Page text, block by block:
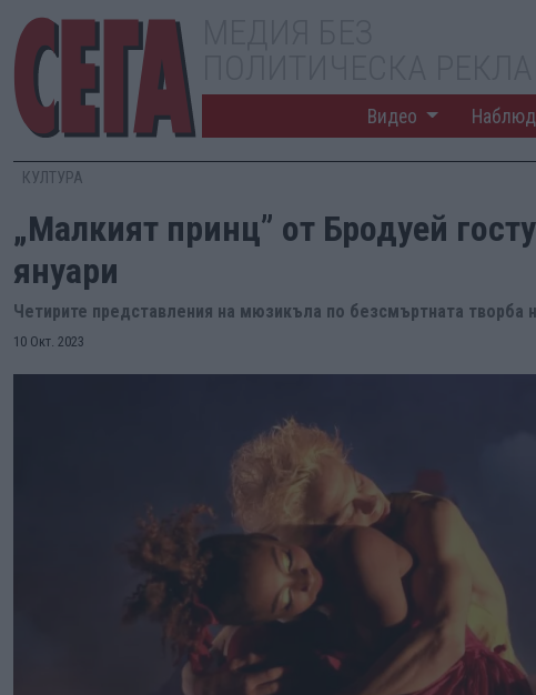
Видео
КУЛТУРА
„Малкият принц” от Бродуей
януари
Четирите представления на мюзикъла по безсмъртната
10 Окт. 2023